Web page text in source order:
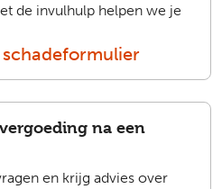
de invulhulp helpen we je
na een
en krijg advies over